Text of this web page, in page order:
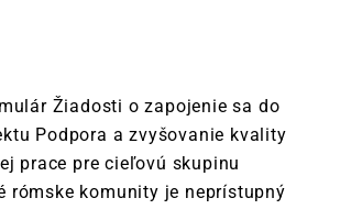
Žiadosti o zapojenie sa do
Podpora a zvyšovanie kvality
prace pre cieľovú skupinu
rómske komunity je neprístupný